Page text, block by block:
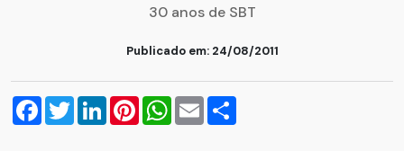
30 anos de SBT
Publicado em: 24/08/2011
Facebook
TwitterLinkedInPinterestWhatsApp
Email